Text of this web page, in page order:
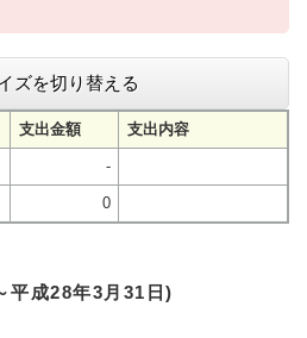
ズを切り替える
支出金額 支出内容
-
0
平成28年3月31日)